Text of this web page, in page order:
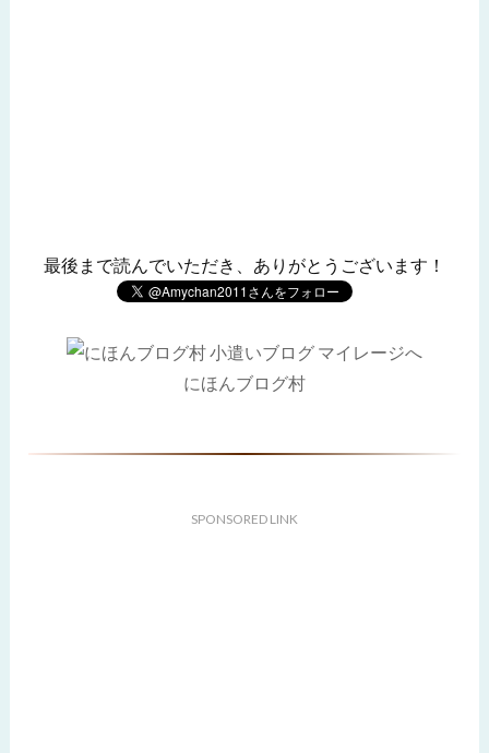
最後まで読んでいただき、ありがとうございます！
にほんブログ村
SPONSORED LINK